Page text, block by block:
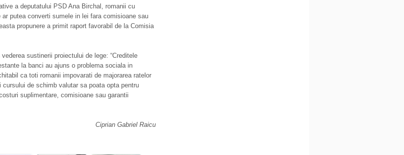
a deputatului PSD Ana Birchal, romanii cu
putea converti sumele in lei fara comisioane sau
propunere a primit raport favorabil de la Comisia
sustinerii proiectului de lege: “Creditele
la banci au ajuns o problema sociala in
ca toti romanii impovarati de majorarea ratelor
cursului de schimb valutar sa poata opta pentru
suplimentare, comisioane sau garantii
Ciprian Gabriel Raicu